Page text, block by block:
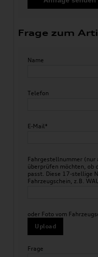
Frage zum
Name
Telefon
E-Mail*
Fahrgestellnummer (nur
überprüfen möchten, ob
passt. Diese 17-stellige
Fahrzeugschein, z.B.
oder Foto vom
Upload
Frage